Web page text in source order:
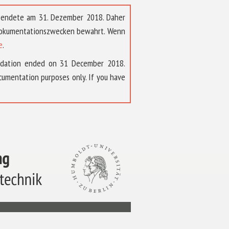
am 31. Dezember 2018. Daher
bewahrt. Wenn
.
ended on 31 December 2018.
purposes only. If you have